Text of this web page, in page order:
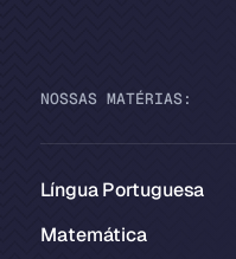
NOSSAS MATÉRIAS:
Língua Portuguesa
Matemática